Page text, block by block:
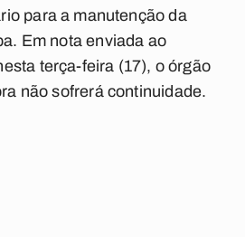
para a manutenção da
Em nota enviada ao
terça-feira (17), o órgão
não sofrerá continuidade.